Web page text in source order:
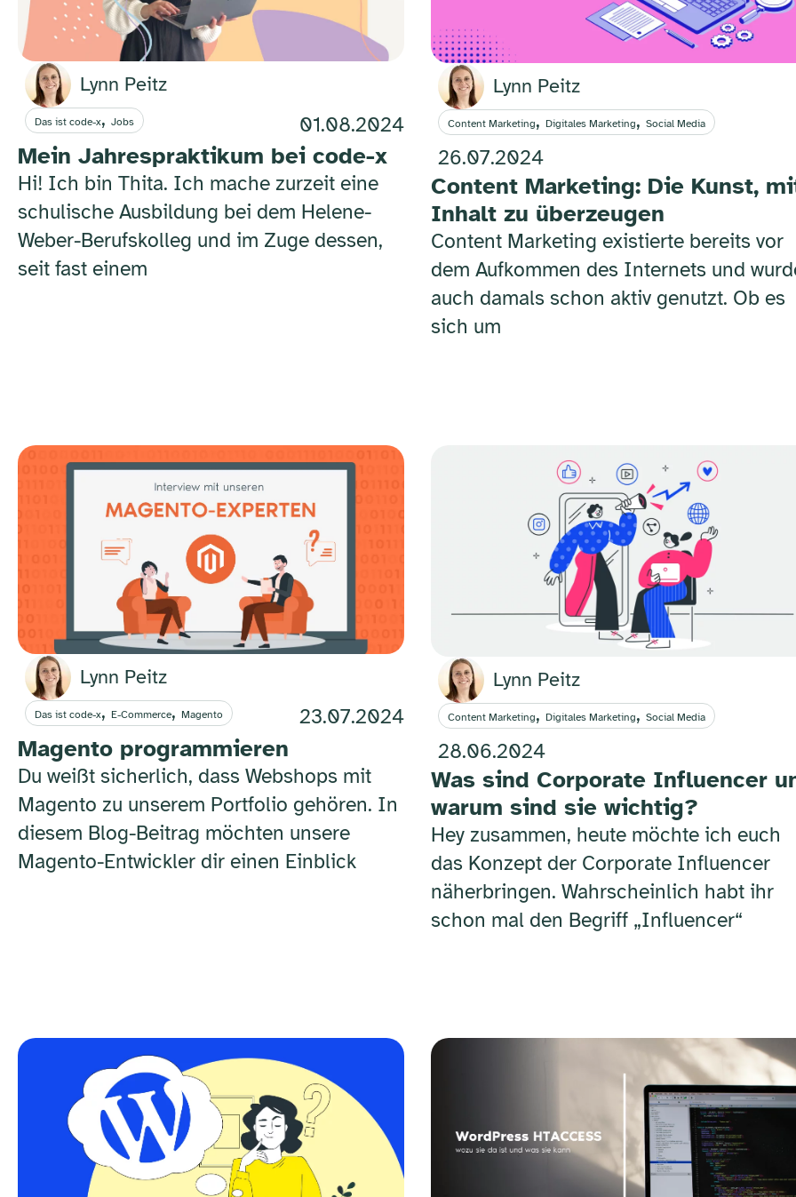
Lynn Peitz
Das ist code-x, Jobs 01.08.2024
Mein Jahrespraktikum bei code-x
Hi! Ich bin Thita. Ich mache zurzeit eine
schulische Ausbildung bei dem Helene-
Weber-Berufskolleg und im Zuge dessen,
seit fast einem
Lynn Peitz
Content Marketing, Digitales Marketing,Social Media
26.07.2024
Content Marketing: Die Kunst,
Inhalt zu überzeugen
Content Marketing existierte bereits vor
dem Aufkommen des Internets und
auch damals schon aktiv genutzt. Ob es
sich um
Lynn Peitz
Das ist code-x, E-Commerce, Magento 23.07.2024
Magento programmieren
Du weißt sicherlich, dass Webshops mit
Magento zu unserem Portfolio gehören. In
diesem Blog-Beitrag möchten unsere
Magento-Entwickler dir einen Einblick
Lynn Peitz
Content Marketing, Digitales Marketing,Social Media
28.06.2024
Was sind Corporate Influencer
warum sind sie wichtig?
Hey zusammen, heute möchte ich euch
das Konzept der Corporate Influencer
näherbringen. Wahrscheinlich habt ihr
schon mal den Begriff „Influencer“